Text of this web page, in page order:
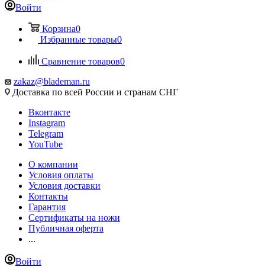
Войти
Корзина0
Избранные товары0
Сравнение товаров0
zakaz@blademan.ru
Доставка по всей России и странам СНГ
Вконтакте
Instagram
Telegram
YouTube
О компании
Условия оплаты
Условия доставки
Контакты
Гарантия
Сертификаты на ножи
Публичная оферта
...
Войти